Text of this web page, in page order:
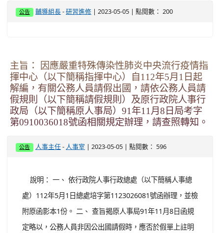
公告 輔導組長 -研習進修 | 2023-05-05 | 點閱數： 200
主旨： 因應嚴重特殊傳染性肺炎中央流行疫情指
揮中心（以下簡稱指揮中心）自112年5月1日起
解編，有關公務人員請假出國，請依公務人員請
假規則（以下簡稱請假規則）及原行政院人事行
政局（以下簡稱原人事局）91年11月8日局考字
第0910036018號函相關規定辦理，請查照轉知。
公告 人事主任 - 人事室 | 2023-05-05 | 點閱數： 596
說明： 一、 依行政院人事行政總處（以下簡稱人事總
處）112年5月1日總處培字第1123026081號函辦理，並檢
附原函影本1份。 二、 查旨揭原人事局91年11月8日函規
定略以，公務人員非因公出國請假時，應否於假單上註明